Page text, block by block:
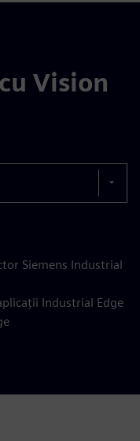
Vision
Siemens Industrial
Industrial Edge